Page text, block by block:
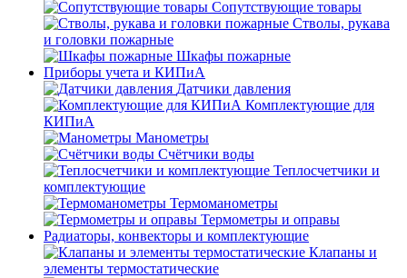
Сопутствующие товары
Стволы, рукава
и головки пожарные
Шкафы пожарные
Приборы учета и КИПиА
Датчики давления
Комплектующие для
КИПиА
Манометры
Счётчики воды
Теплосчетчики и
комплектующие
Термоманометры
Термометры и оправы
Радиаторы, конвекторы и комплектующие
Клапаны и
элементы термостатические